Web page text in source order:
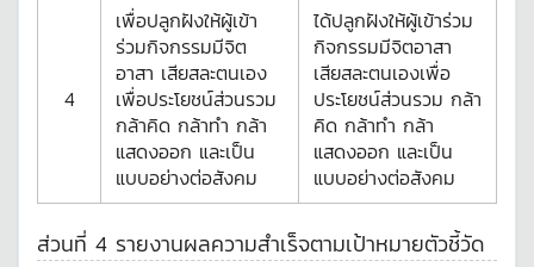
4
เพื่อปลูกฝังให้ผู้เข้า
ร่วมกิจกรรมมีจิต
อาสา เสียสละตนเอง
เพื่อประโยชน์ส่วนรวม
กล้าคิด กล้าทำ กล้า
แสดงออก และเป็น
แบบอย่างต่อสังคม
ได้ปลูกฝังให้ผู้เข้าร่วม
กิจกรรมมีจิตอาสา
เสียสละตนเองเพื่อ
ประโยชน์ส่วนรวม กล้า
คิด กล้าทำ กล้า
แสดงออก และเป็น
แบบอย่างต่อสังคม
ส่วนที่ 4 รายงานผลความสำเร็จตามเป้าหมายตัวชี้วัด